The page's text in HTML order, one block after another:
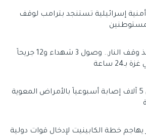
إسرائيلية تستنجد بترامب لوقف
1203 منذ وقف النار.. وصول 3 شهداء و12 جريحاً
ساعة
تسجيل 5 آلاف إصابة أسبوعياً بالأمراض المعوية
يهاجم خطة الكابينيت لإدخال قوات دولية